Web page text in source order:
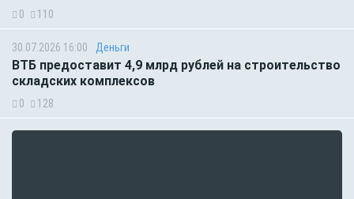
0 110
30.07.2026 16:00 Деньги
ВТБ предоставит 4,9 млрд рублей на строительство
складских комплексов
0 128